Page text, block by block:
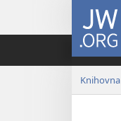
JW.ORG
Knihovna